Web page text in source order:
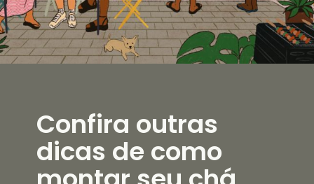
Confira outras
dicas de como